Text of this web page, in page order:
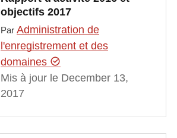
objectifs 2017
Par Administration de
l'enregistrement et des
domaines
Mis à jour le December 13,
2017